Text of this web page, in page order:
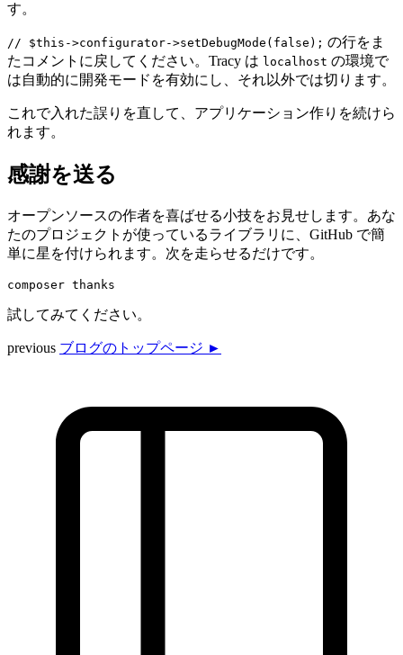
す。
// $this->configurator->setDebugMode(false); の行をま
たコメントに戻してください。Tracy は localhost の環境で
は自動的に開発モードを有効にし、それ以外では切ります。
これで入れた誤りを直して、アプリケーション作りを続けら
れます。
感謝を送る
オープンソースの作者を喜ばせる小技をお見せします。あな
たのプロジェクトが使っているライブラリに、GitHub で簡
単に星を付けられます。次を走らせるだけです。
試してみてください。
previous ブログのトップページ ►